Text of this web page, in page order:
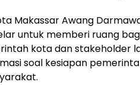
Makassar Awang
untuk memberi ruang
kota dan stakeholder
soal kesiapan